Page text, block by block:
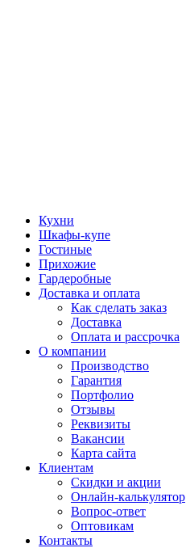
Кухни
Шкафы-купе
Гостиные
Прихожие
Гардеробные
Доставка и оплата
Как сделать заказ
Доставка
Оплата и рассрочка
О компании
Производство
Гарантия
Портфолио
Отзывы
Реквизиты
Вакансии
Карта сайта
Клиентам
Скидки и акции
Онлайн-калькулятор
Вопрос-ответ
Оптовикам
Контакты